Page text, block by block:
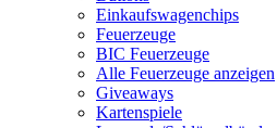
Einkaufswagenchips
Feuerzeuge
BIC Feuerzeuge
Alle Feuerzeuge anzeigen
Giveaways
Kartenspiele